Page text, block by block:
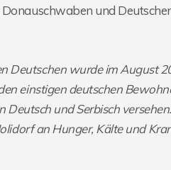
und
Deutschen wurde im August
einstigen deutschen
und Serbisch
an Hunger, Kälte und